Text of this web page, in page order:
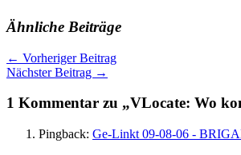
Ähnliche Beiträge
← Vorheriger Beitrag
Nächster Beitrag →
1 Kommentar zu „VLocate: Wo
Pingback: Ge-Linkt 09-08-06 -